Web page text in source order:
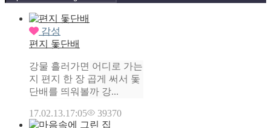
감성
편지 돛단배
강물 흘러가면 어디로 가는
지 편지 한 장 곱게 써서 돛
단배를 띄워볼까 강...
17.02.13.17:05 39370